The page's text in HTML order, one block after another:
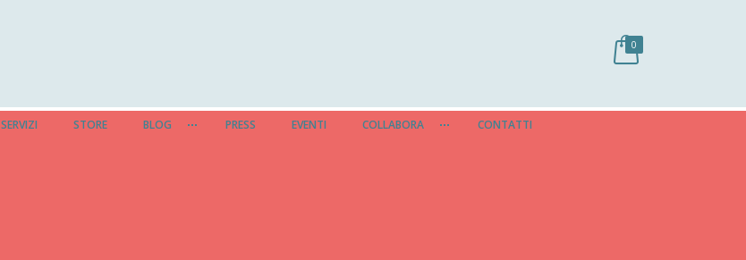
0
SERVIZI STORE BLOG PRESS EVENTI COLLABORA CONTATTI